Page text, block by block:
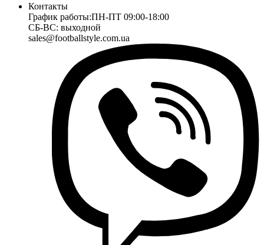
Контакты
График работы:ПН-ПТ 09:00-18:00
СБ-ВС: выходной
sales@footballstyle.com.ua